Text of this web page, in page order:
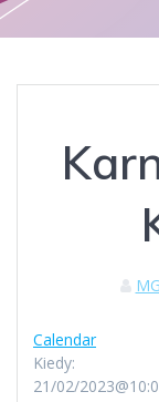
Calendar
Kiedy:
21/02/